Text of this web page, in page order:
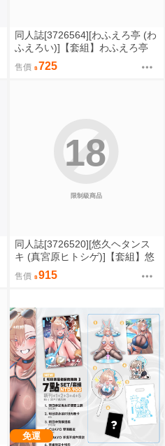
同人誌[3726564][わふえろ亭 (わ
ふえろい)]【套組】わふえろ亭
「ブルアカ本」セット (蔚藍檔
案)
售價 725
限制級商品
18
同人誌[3726520][悠久ヘタンス
キ (真宮原ヒトシゲ)]【套組】悠
久ヘタンスキ「ブルアカ本」セ
ット (蔚藍檔案)
售價 915
免運